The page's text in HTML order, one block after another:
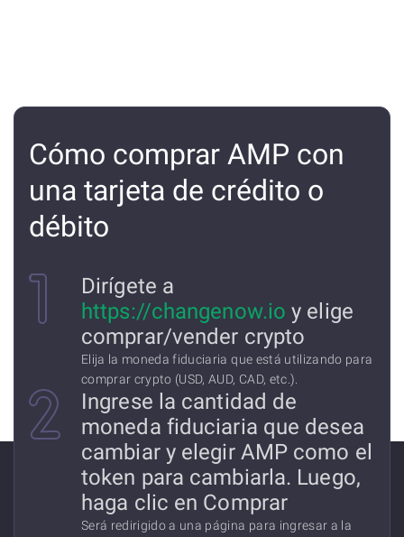
Cómo comprar AMP con
una tarjeta de crédito o
débito
Dirígete a
https://changenow.io y elige
comprar/vender crypto
Elija la moneda fiduciaria que está utilizando para
comprar crypto (USD, AUD, CAD, etc.).
Ingrese la cantidad de
moneda fiduciaria que desea
cambiar y elegir AMP como el
token para cambiarla. Luego,
haga clic en Comprar
Será redirigido a una página para ingresar a la